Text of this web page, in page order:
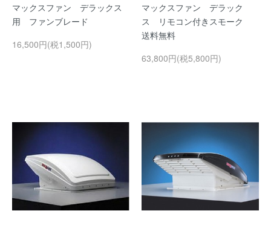
マックスファン デラックス
用 ファンブレード
16,500円(税1,500円)
マックスファン デラック
ス リモコン付きスモーク
送料無料
63,800円(税5,800円)